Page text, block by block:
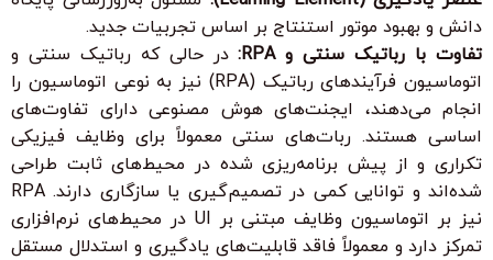
دانش و بهبود موتور استنتاج بر اساس تجربیات جدید.
تفاوت با رباتیک سنتی و RPA:
در حالی که رباتیک سنتی و
اتوماسیون فرآیندهای رباتیک (RPA)
نیز به نوعی اتوماسیون را
انجام می‌دهند، ایجنت‌های هوش مصنوعی دارای تفاوت‌های
اساسی هستند. ربات‌های سنتی معمولاً برای وظایف فیزیکی
تکراری و از پیش برنامه‌ریزی شده در محیط‌های ثابت طراحی
شده‌اند و توانایی کمی در تصمیم‌گیری یا سازگاری دارند. RPA
نیز بر اتوماسیون وظایف مبتنی بر UI در محیط‌های نرم‌افزاری
تمرکز دارد و معمولاً فاقد قابلیت‌های یادگیری و استدلال مستقل